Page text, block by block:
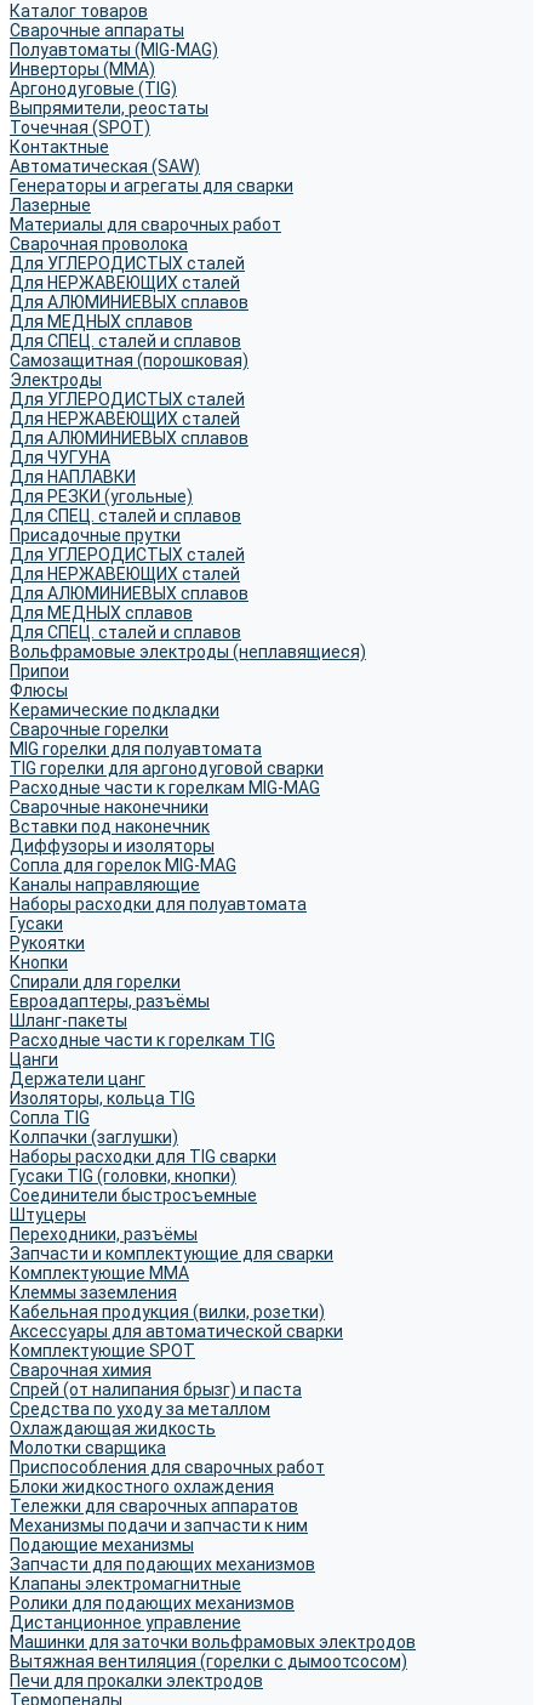
Каталог товаров
Сварочные аппараты
Полуавтоматы (MIG-MAG)
Инверторы (MMA)
Аргонодуговые (TIG)
Выпрямители, реостаты
Точечная (SPOT)
Контактные
Автоматическая (SAW)
Генераторы и агрегаты для сварки
Лазерные
Материалы для сварочных работ
Сварочная проволока
Для УГЛЕРОДИСТЫХ сталей
Для НЕРЖАВЕЮЩИХ сталей
Для АЛЮМИНИЕВЫХ сплавов
Для МЕДНЫХ сплавов
Для СПЕЦ. сталей и сплавов
Самозащитная (порошковая)
Электроды
Для УГЛЕРОДИСТЫХ сталей
Для НЕРЖАВЕЮЩИХ сталей
Для АЛЮМИНИЕВЫХ сплавов
Для ЧУГУНА
Для НАПЛАВКИ
Для РЕЗКИ (угольные)
Для СПЕЦ. сталей и сплавов
Присадочные прутки
Для УГЛЕРОДИСТЫХ сталей
Для НЕРЖАВЕЮЩИХ сталей
Для АЛЮМИНИЕВЫХ сплавов
Для МЕДНЫХ сплавов
Для СПЕЦ. сталей и сплавов
Вольфрамовые электроды (неплавящиеся)
Припои
Флюсы
Керамические подкладки
Сварочные горелки
MIG горелки для полуавтомата
TIG горелки для аргонодуговой сварки
Расходные части к горелкам MIG-MAG
Сварочные наконечники
Вставки под наконечник
Диффузоры и изоляторы
Сопла для горелок MIG-MAG
Каналы направляющие
Наборы расходки для полуавтомата
Гусаки
Рукоятки
Кнопки
Спирали для горелки
Евроадаптеры, разъёмы
Шланг-пакеты
Расходные части к горелкам TIG
Цанги
Держатели цанг
Изоляторы, кольца TIG
Сопла TIG
Колпачки (заглушки)
Наборы расходки для TIG сварки
Гусаки TIG (головки, кнопки)
Соединители быстросъемные
Штуцеры
Переходники, разъёмы
Запчасти и комплектующие для сварки
Комплектующие ММА
Клеммы заземления
Кабельная продукция (вилки, розетки)
Аксессуары для автоматической сварки
Комплектующие SPOT
Сварочная химия
Спрей (от налипания брызг) и паста
Средства по уходу за металлом
Охлаждающая жидкость
Молотки сварщика
Приспособления для сварочных работ
Блоки жидкостного охлаждения
Тележки для сварочных аппаратов
Механизмы подачи и запчасти к ним
Подающие механизмы
Запчасти для подающих механизмов
Клапаны электромагнитные
Ролики для подающих механизмов
Дистанционное управление
Машинки для заточки вольфрамовых электродов
Вытяжная вентиляция (горелки с дымоотсосом)
Печи для прокалки электродов
Термопеналы